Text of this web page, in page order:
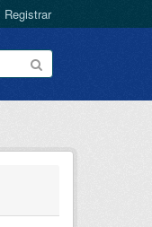
Registrar